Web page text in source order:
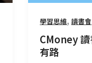
學習思維,讀書會
CMoney
有路
數，
腳
有
路